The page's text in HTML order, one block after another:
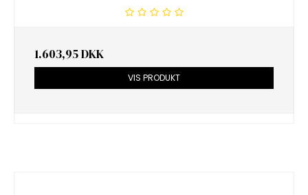
1.603,95 DKK
VIS PRODUKT